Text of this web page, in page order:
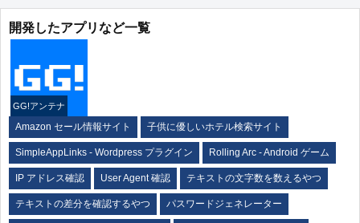
開発したアプリなど一覧
GG!アンテナ
Amazon セール情報サイト 子供に優しいホテル検索サイト
SimpleAppLinks - Wordpress プラグイン Rolling Arc - Android ゲーム
IP アドレス確認 User Agent 確認 テキストの文字数を数えるやつ
テキストの差分を確認するやつ パスワードジェネレーター